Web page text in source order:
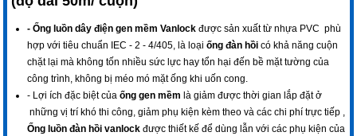
- Ống luồn dây điện gen mềm Vanlock được sản xuất từ nhựa PVC phù
hợp với tiêu chuẩn IEC - 2 - 4/405, là loạiống đàn hồi có khả năng cuộn
chặt lại mà không tốn nhiều sức lực hay tổn hại đến bề mặt tường của
công trình, không bị méo mó mặt ống khi uốn cong.
- Lợi ích đặc biệt củaống gen mềm là giảm được thời gian lắp đặt ở
những vị trí khó thi công, giảm phụ kiện kèm theo và các chi phí trực tiếp ,
Ống luồn đàn hồi vanlock được thiết kế để dùng lẫn với các phụ kiện của